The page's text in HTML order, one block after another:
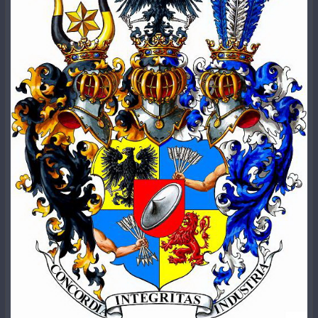
вредном воздействии асбеста". В результате H&V
"прекратит ту часть нашей исследовательской
программы, которая посвящена фиксации
асбестовых волокон, и направит все внимание
программы на полное устранение асбеста".
Тем не менее, Lorillard продолжала использовать
асбест в своих фильтрах еще 16 месяцев, и еще
несколько месяцев продавала имеющиеся запасы
Kents.
Судебное разбирательство по поводу фильтров -
едва ли не самая большая проблема компании
Lorillard. Почти 90 процентов продаж компании
зависит от популярной ментоловой марки Newport,
а Управление по контролю за продуктами и
лекарствами рассматривает вопрос об
ограничении использования ментола в сигаретах.
growingearth#hydrocarbons#hydrogen#model
nature#planet#revision#water# science#ussr